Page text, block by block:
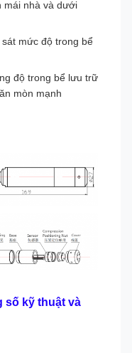
mái nhà và dưới
mức độ trong bể
độ trong bể lưu trữ
mòn mạnh
số kỹ thuật và